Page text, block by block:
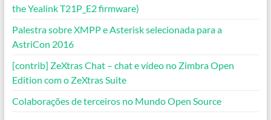
the Yealink T21P_E2 firmware)
Palestra sobre XMPP e Asterisk selecionada para a
AstriCon 2016
[contrib] ZeXtras Chat – chat e vídeo no Zimbra Open
Edition com o ZeXtras Suite
Colaborações de terceiros no Mundo Open Source